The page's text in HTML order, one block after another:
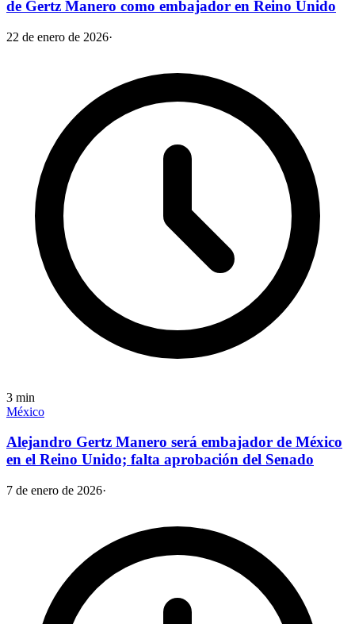
de Gertz Manero como embajador en Reino Unido
22 de enero de 2026·
3 min
México
Alejandro Gertz Manero será embajador de México
en el Reino Unido; falta aprobación del Senado
7 de enero de 2026·